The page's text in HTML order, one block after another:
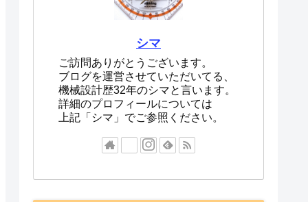
シマ
ご訪問ありがとうございます。
ブログを運営させていただいてる、
機械設計歴32年のシマと言います。
詳細のプロフィールについては
上記「シマ」でご参照ください。